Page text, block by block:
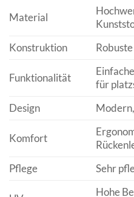
Material
Konstruktion
Funktionalität
für
Design
Komfort
Pflege
Sehr
Hohe